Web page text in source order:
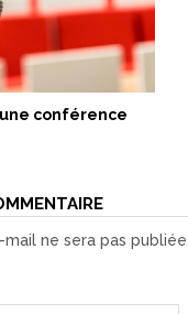
conférence
ne sera pas publiée.